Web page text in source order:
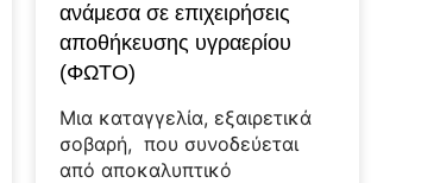
ανάμεσα σε επιχειρήσεις
αποθήκευσης υγραερίου
(ΦΩΤΟ)
Μια καταγγελία, εξαιρετικά
σοβαρή, που συνοδεύεται
από αποκαλυπτικό